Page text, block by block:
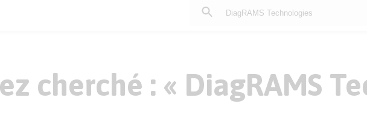
cherché : « DiagRAMS